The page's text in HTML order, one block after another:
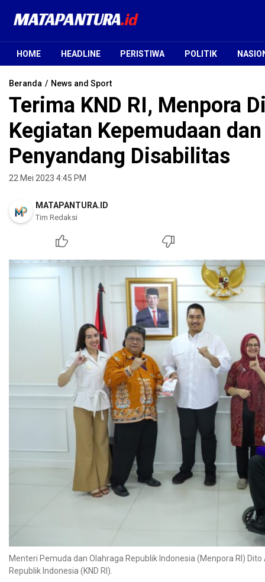
Mata Pantura
Jendela Informasi Terpercaya
HOME HEADLINE PERISTIWA POLITIK
Beranda News and Sport
Terima KND RI, Menpora
Kegiatan Kepemudaan
Penyandang Disabilitas
22 Mei 2023 4:45 PM
MATAPANTURA.ID
Tim Redaksi
Menteri Pemuda dan Olahraga Republik Indonesia (Menpora RI)
Republik Indonesia (KND RI).